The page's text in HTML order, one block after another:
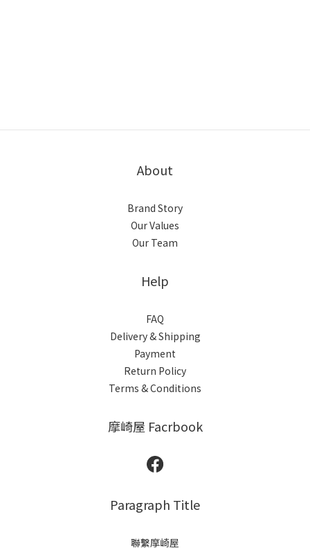
About
Brand Story
Our Values
Our Team
Help
FAQ
Delivery & Shipping
Payment
Return Policy
Terms & Conditions
摩崎屋 Facrbook
Paragraph Title
聯繫摩崎屋